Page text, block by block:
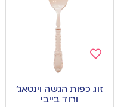
to
wishlist
זוג כפות הגשה וינטאג׳
ורוד בייבי